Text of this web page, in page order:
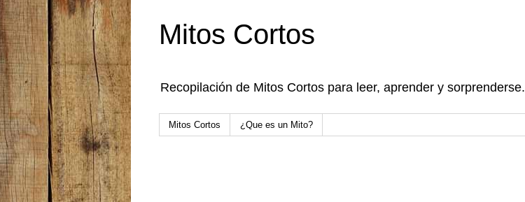
Mitos Cortos
Recopilación de Mitos Cortos para leer, aprender y sorprenderse.
Mitos Cortos ¿Que es un Mito?